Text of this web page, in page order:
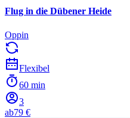
Flug in die Dübener Heide
Oppin
Flexibel
60 min
3
ab79 €